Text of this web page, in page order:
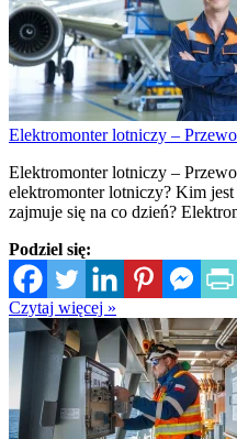
Elektromonter lotniczy –
Elektromonter lotniczy –
elektromonter lotniczy? Kim
zajmuje się na co dzień?
Podziel się:
Czytaj więcej »